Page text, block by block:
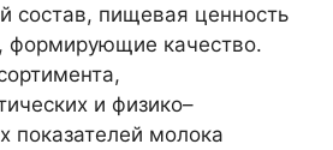
состав, пищевая ценность
формирующие качество.
и физико–
показателей молока